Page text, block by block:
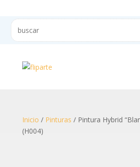
Inicio / Pinturas / Pintura Hybrid
(H004)